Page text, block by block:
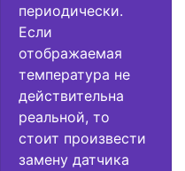
периодически.
Если
отображаемая
температура не
действительна
реальной, то
стоит произвести
замену датчика